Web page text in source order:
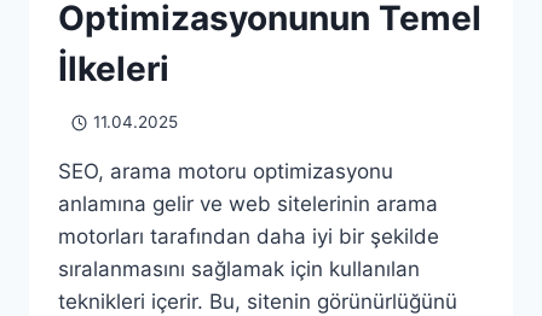
Optimizasyonunun Temel
İlkeleri
11.04.2025
SEO, arama motoru optimizasyonu
anlamına gelir ve web sitelerinin arama
motorları tarafından daha iyi bir şekilde
sıralanmasını sağlamak için kullanılan
teknikleri içerir. Bu, sitenin görünürlüğünü